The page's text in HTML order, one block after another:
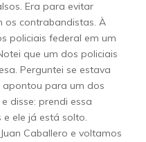
Era para evitar
os contrabandistas. À
policiais federal em um
que um dos policiais
Perguntei se estava
apontou para um dos
disse: prendi essa
ele já está solto.
Caballero e voltamos